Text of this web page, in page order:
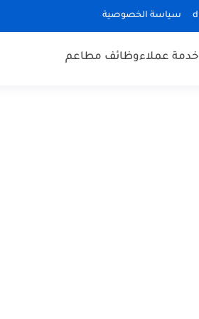
سياسة الخصوصية
خدمة عملاءوظائف مطاعم